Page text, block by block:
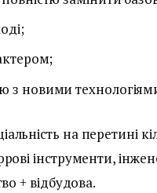
з новими
на перетині
інструменти,
+ відбудова.